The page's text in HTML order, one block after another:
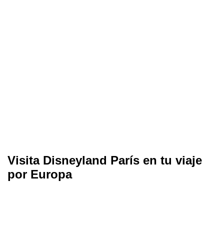
Visita Disneyland París en tu viaje
por Europa